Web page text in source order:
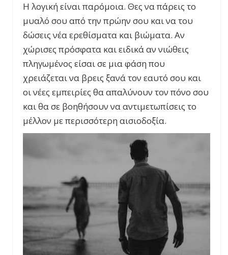
Η λογική είναι παρόμοια. Θες να πάρεις το
μυαλό σου από την πρώην σου και να του
δώσεις νέα ερεθίσματα και βιώματα. Αν
χώρισες πρόσφατα και ειδικά αν νιώθεις
πληγωμένος είσαι σε μια φάση που
χρειάζεται να βρεις ξανά τον εαυτό σου και
οι νέες εμπειρίες θα απαλύνουν τον πόνο σου
και θα σε βοηθήσουν να αντιμετωπίσεις το
μέλλον με περισσότερη αισιοδοξία.